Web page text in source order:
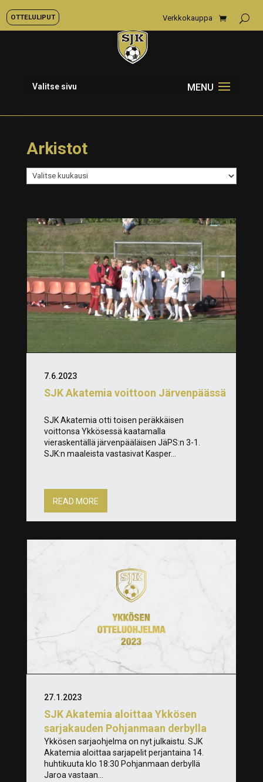
OTTELULIPUT Verkkokauppa
Valitse sivu
Arkistot
Arkistot
SJK Akatemia voittoon Järvenpäässä
7.6.2023
SJK Akatemia otti toisen peräkkäisen
voittonsa Ykkösessä kaatamalla
vieraskentällä järvenpääläisen JäPS:n 3-1.
SJK:n maaleista vastasivat Kasper...
READ MORE
SJK Akatemia aloittaa Ykkösen
sarjakauden Pohjanmaan derbylla
27.1.2023
Ykkösen sarjaohjelma on nyt julkaistu. SJK
Akatemia aloittaa sarjapelit perjantaina 14.
huhtikuuta klo 18:30 Pohjanmaan derbyllä
Jaroa vastaan...